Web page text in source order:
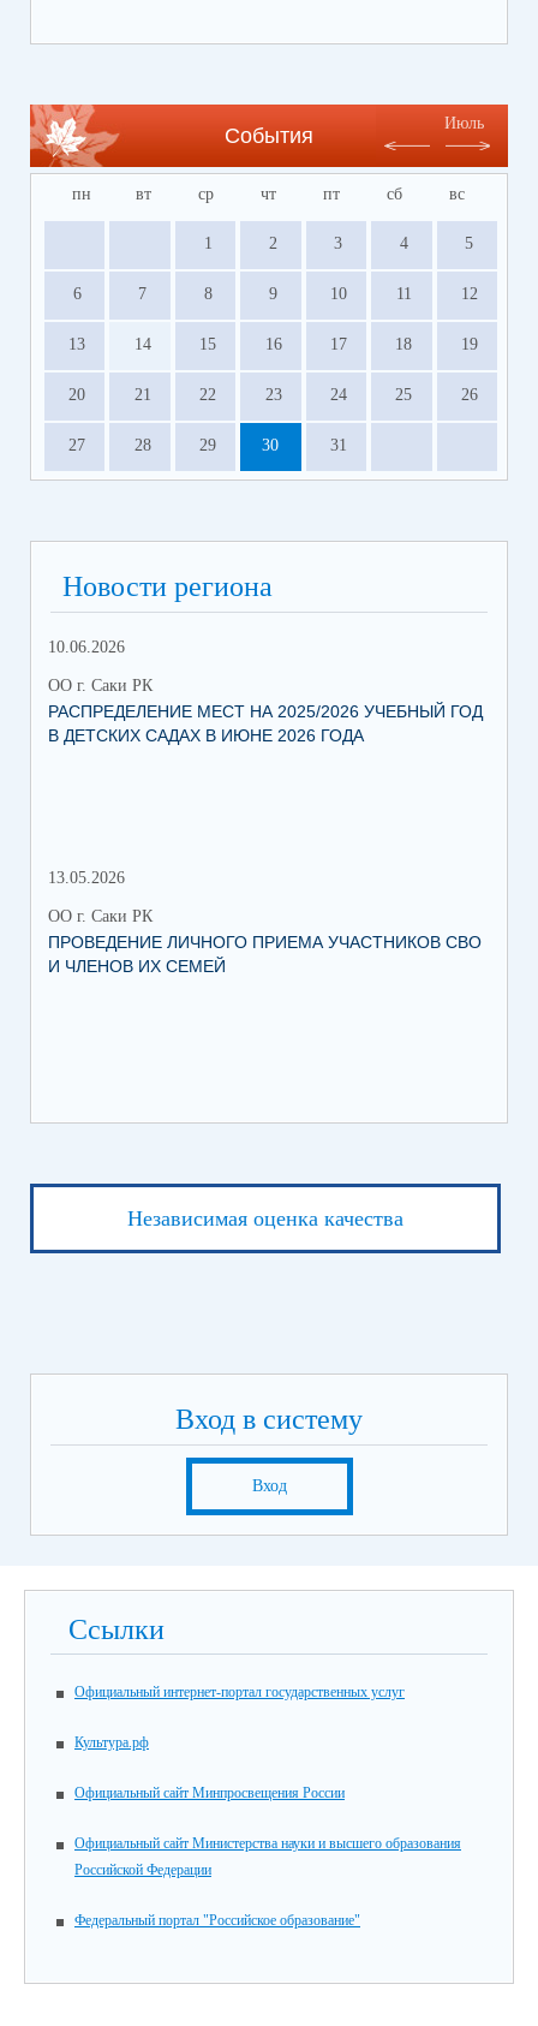
События
Июль
пн вт ср чт пт сб вс
1 2 3 4 5
6 7 8 9 10 11 12
13 14 15 16 17 18 19
20 21 22 23 24 25 26
27 28 29 30 31
Новости региона
10.06.2026
ОО г. Саки РК
РАСПРЕДЕЛЕНИЕ МЕСТ НА 2025/2026 УЧЕБНЫЙ ГОД
В ДЕТСКИХ САДАХ В ИЮНЕ 2026 ГОДА
13.05.2026
ОО г. Саки РК
ПРОВЕДЕНИЕ ЛИЧНОГО ПРИЕМА УЧАСТНИКОВ СВО
И ЧЛЕНОВ ИХ СЕМЕЙ
Независимая оценка качества
Вход в систему
Вход
Ссылки
Официальный интернет-портал государственных услуг
Культура.рф
Официальный сайт Минпросвещения России
Официальный сайт Министерства науки и высшего образования
Российской Федерации
Федеральный портал "Российское образование"